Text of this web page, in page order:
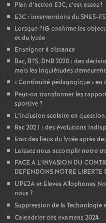
Plan d’action E3C, c’est assez!
E3C : interventions du SNES-
Lorsque l’IG confirme les
et du lycée
Enseigner à distance
Bac, BTS, DNB 2020 : des
mais les inquiétudes
«Continuité pédagogique» en
Peut-on transformer les
sportive?
L’inclusion scolaire en question.
Bac 2021 : des évolutions
Etat des lieux du lycée après
Laissez nous accomplir notre
FACE A L’INVASION DU
DEFENDONS NOTRE
UPE2A et Eleves Allophones
nous ?
Suppression de la Technologie
Calendrier des examens 2024